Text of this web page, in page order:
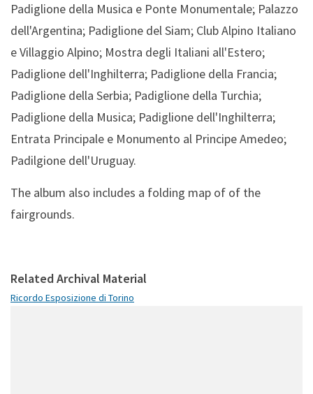
Padiglione della Musica e Ponte Monumentale; Palazzo
dell'Argentina; Padiglione del Siam; Club Alpino Italiano
e Villaggio Alpino; Mostra degli Italiani all'Estero;
Padiglione dell'Inghilterra; Padiglione della Francia;
Padiglione della Serbia; Padiglione della Turchia;
Padiglione della Musica; Padiglione dell'Inghilterra;
Entrata Principale e Monumento al Principe Amedeo;
Padilgione dell'Uruguay.
The album also includes a folding map of of the
fairgrounds.
Related Archival Material
Ricordo Esposizione di Torino